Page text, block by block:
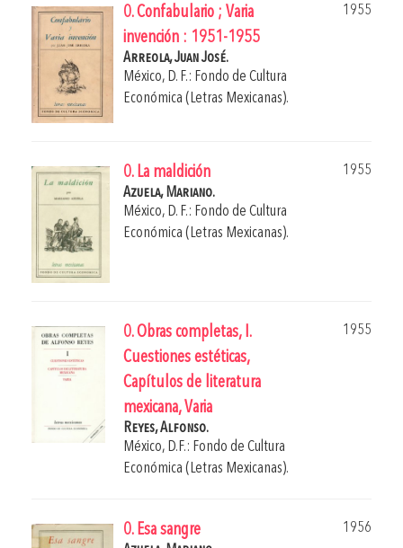
0. Confabulario ; Varia
invención : 1951-1955
1955
Arreola, Juan José.
México, D. F.: Fondo de Cultura
Económica (Letras Mexicanas).
0. La maldición
1955
Azuela, Mariano.
México, D. F.: Fondo de Cultura
Económica (Letras Mexicanas).
0. Obras completas, I.
Cuestiones estéticas,
Capítulos de literatura
mexicana, Varia
1955
Reyes, Alfonso.
México, D.F.: Fondo de Cultura
Económica (Letras Mexicanas).
0. Esa sangre
1956